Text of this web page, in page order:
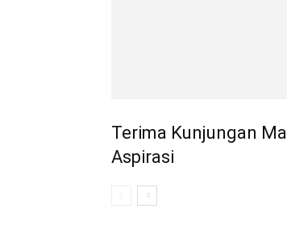
Terima Kunjungan
Aspirasi